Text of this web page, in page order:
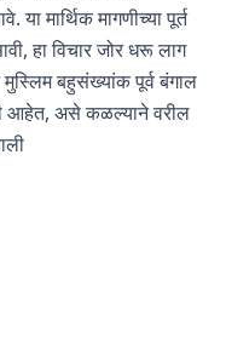
मार्थिक मागणीच्या पूर्त
हा विचार जोर धरू लाग
बहुसंख्यांक पूर्व बंगाल
आहेत, असे कळल्याने वरील